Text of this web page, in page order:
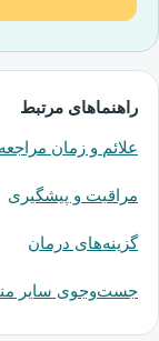
راهنماهای مرتبط
علائم و زمان مراجعه
مراقبت و پیشگیری
گزینه‌های درمان
جست‌وجوی سایر